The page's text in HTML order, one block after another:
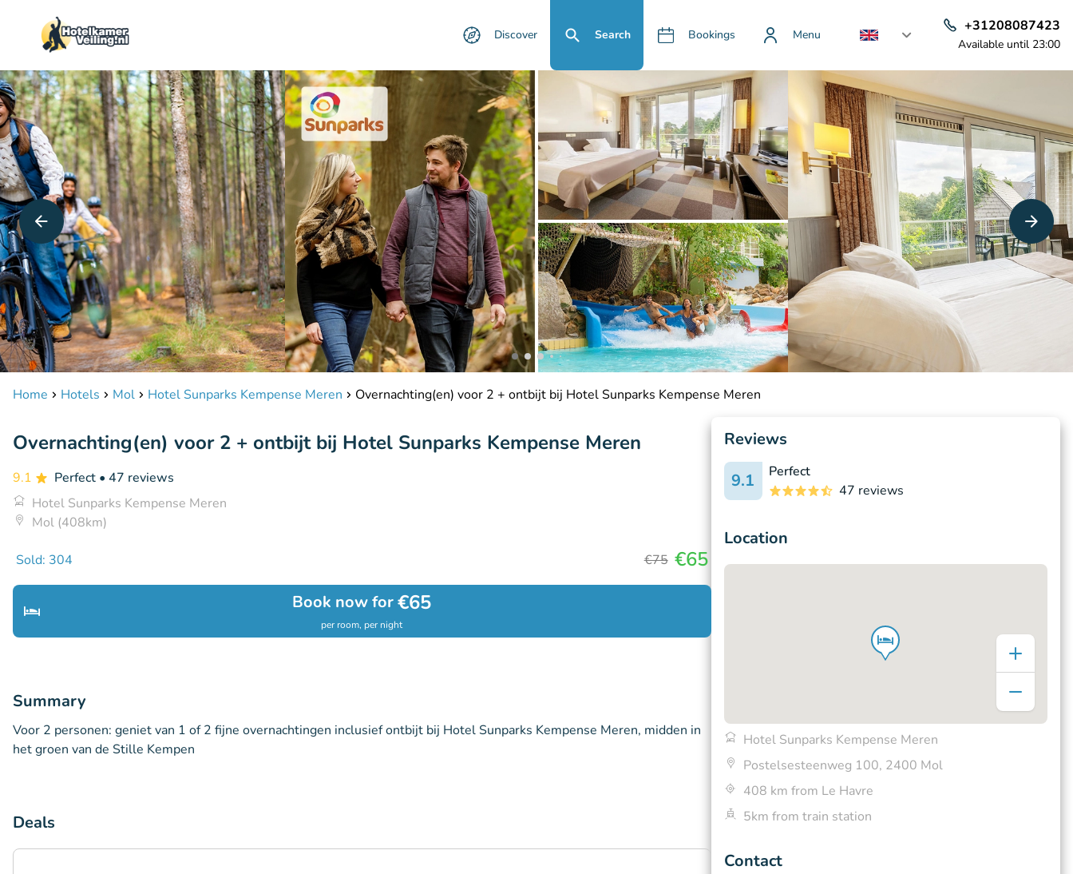
Discover Search Bookings Menu
+31208087423
Available until 23:00
Home Hotels Mol Hotel Sunparks Kempense Meren Overnachting(en) voor 2 + ontbijt bij Hotel Sunparks Kempense Meren
Overnachting(en) voor 2 + ontbijt bij Hotel Sunparks Kempense Meren
9.1 Perfect • 47 reviews
Hotel Sunparks Kempense Meren
Mol (408km)
Sold: 304 €75 €65
Book now for€65
per room, per night
Summary
Voor 2 personen: geniet van 1 of 2 fijne overnachtingen inclusief ontbijt bij Hotel Sunparks Kempense Meren, midden in
het groen van de Stille Kempen
Deals
Reviews
9.1
Perfect
47 reviews
Location
Hotel Sunparks Kempense Meren
Postelsesteenweg 100, 2400 Mol
408 km from Le Havre
5km from train station
Contact